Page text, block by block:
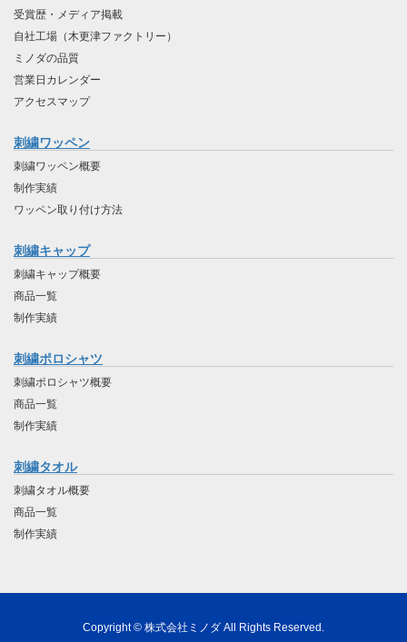
受賞歴・メディア掲載
自社工場（木更津ファクトリー）
ミノダの品質
営業日カレンダー
アクセスマップ
刺繍ワッペン
刺繍ワッペン概要
制作実績
ワッペン取り付け方法
刺繍キャップ
刺繍キャップ概要
商品一覧
制作実績
刺繍ポロシャツ
刺繍ポロシャツ概要
商品一覧
制作実績
刺繍タオル
刺繍タオル概要
商品一覧
制作実績
Copyright © 株式会社ミノダ All Rights Reserved.